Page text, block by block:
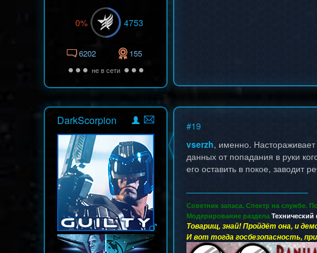
0% 4753
6202 155
не в сети
DarkScorpion #19
vserzh, именно.
данных от попадания в руки
его оставить в покое, заводит
Советник запаса. Спектр на службе.
Модерирование раздела
Товарищ, знай! Пройдёт она, и
И вот тогда госбезопасность,